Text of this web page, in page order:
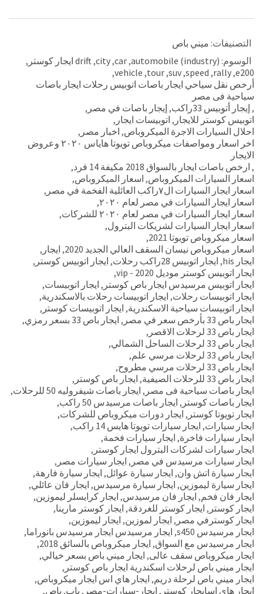
التصنيفات: ميني باص
الوسوم: automobile (industry)
,
car
,
city
,drift ايجار كوستر
,
e200
,
rally
,
speed
,
suv
,
tour
,
vehicle
,
أرخص نقل سياحي ايجار باصات اتوبيس رحلات ايجار باصات
سياحية فى مصر
, إيجار أتوبيس 33راكب , إيجار باصات في مصر ,
اتوبيس كوستر للايجار , اتوبيسات ايجار ,
احلال السيارات الاجرة الميكروباص, اخبار مصر ,
اخر اسعار ومواصفات ميكروباص تويوتا هاياس ٢٠٢٠ وعروض
الايجار
, ارخص باصات ايجار بالسواق 2018 مكيفة 14 فرد
,
اسعار السيارات الميكروباص, اسعار الميكروباص,
اسعار ايجار السيارات ال٧راكب العائلية الفخمة في مصر
,
اسعار ايجار السيارات في مصر لعام ٢٠٢٠
,
اسعار ايجار السيارات في مصر لعام ٢٠٢٠ للشركات
,
اسعار ايجار السيارات لشريكات البترول,
اسعار ميكروباص تويوتا 2021
,
اسعار ميكروباص نيسان السقف العالي الجديد 2020
, ايجار ,
ايجار his
, ايجار اتوبيس 28راكب رحلات , ايجار اتوبيس كوستر ,
ايجار اتوبيس كوستر موديل 2020 - vip
,
ايجار اتوبيس مرسيدس ايجار باص كوستر , ايجار اتوبيسات,
ايجار اتوبيسات رحلات, ايجار اتوبيسات رحلات بالاسكندرية,
ايجار اتوبيسات سياحية الاسكندرية, ايجار اتوبيسات كوستر ,
ايجار باص 33 بأرخص سعر في مصر
, ايجار باص 33 بسعر رمزي
,
ايجار باص 33 لرحلات الاقصر
,
ايجار باص 33 لرحلات الساحل الشمالي
,
ايجار باص 33 لرحلات مرسي علم
,
ايجار باص 33 لرحلات مرسي مطروح
,
ايجار باص 33 للرحلات الصيفية
, ايجار باص كوستر ,
ايجار باصات سياحية فى مصر , ايجار باصات شيفروليه 50 للرحلات
,
ايجار باصات كوستر , ايجار باصات مرسيدس 50 راكب
,
ايجار تويوتا كوستر , ايجار دورات ميكروباص للشركات,
ايجار سيارات, ايجار سيارات تويوتا هايس 14 راكب
,
ايجار سيارات فاخرة, ايجار سيارات فخمة,
ايجار سيارات لشركات البترول ايجار كوستر ,
ايجار سيارات مرسيدس في مصر , ايجار سيارات مصر ,
ايجار سيارة اتش وان, ايجار سيارة عوائل, ايجار سيارة فارهة,
ايجار سيارة ليموزين, ايجار سيارة مرسيدس, ايجار فان عائلي,
ايجار فان فخم, ايجار فان مرسيدس, ايجار كرايسلر ليموزين,
ايجار كوستر , ايجار كوستر للغردقة, ايجار كوستر مارينا,
ايجار كوسترفي مصر , ايجار لموزين, ايجار ليموزين,
ايجار مرسيدس s450
, ايجار مرسيدس ايجار مرسيدس بانوراما,
ايجار مرسيدس مع السواق, ايجار ميكروباص بالسائق 2018
,
ايجار ميكروباص سقف عالى, ايجار ميني باص بسعر خيالي,
ايجار ميني باص لرحلات اسكندرية ايجار باص كوستر ,
ايجار ميني باص لرحلة دريم, ايجار هاي اس ايجار ميكروباص,
ايجار هاي اسايجار كوستر , ايجار-سيارات-مصر , باب, باص,